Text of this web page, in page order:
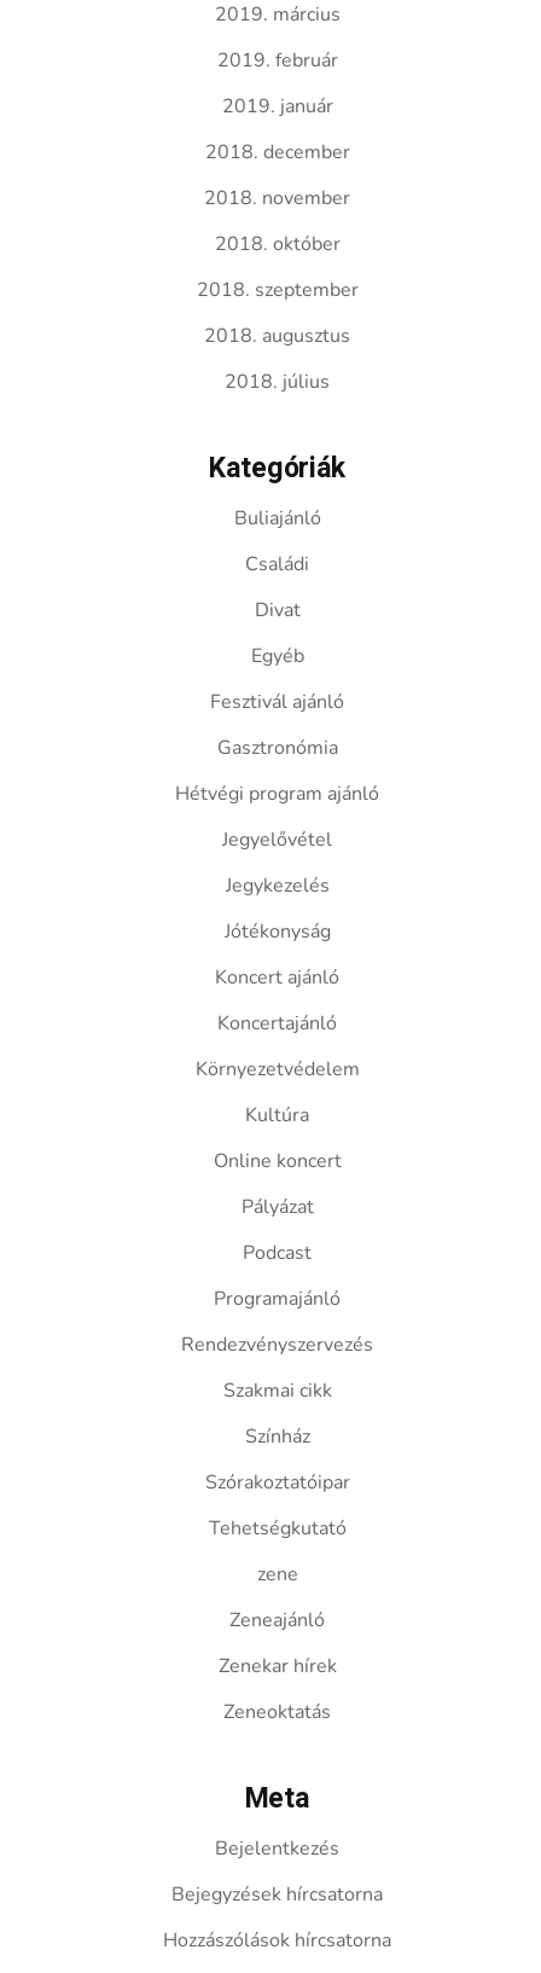
2019. március
2019. február
2019. január
2018. december
2018. november
2018. október
2018. szeptember
2018. augusztus
2018. július
Kategóriák
Buliajánló
Családi
Divat
Egyéb
Fesztivál ajánló
Gasztronómia
Hétvégi program ajánló
Jegyelővétel
Jegykezelés
Jótékonyság
Koncert ajánló
Koncertajánló
Környezetvédelem
Kultúra
Online koncert
Pályázat
Podcast
Programajánló
Rendezvényszervezés
Szakmai cikk
Színház
Szórakoztatóipar
Tehetségkutató
zene
Zeneajánló
Zenekar hírek
Zeneoktatás
Meta
Bejelentkezés
Bejegyzések hírcsatorna
Hozzászólások hírcsatorna